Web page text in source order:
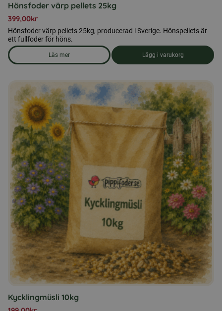
Hönsfoder värp pellets 25kg
399,00kr
Hönsfoder värp pellets 25kg, producerad i Sverige. Hönspellets är
ett fullfoder för höns.
Läs mer
om produkten Hönsfoder värp pellets 25kg
Lägg i varukorg
Kycklingmüsli 10kg